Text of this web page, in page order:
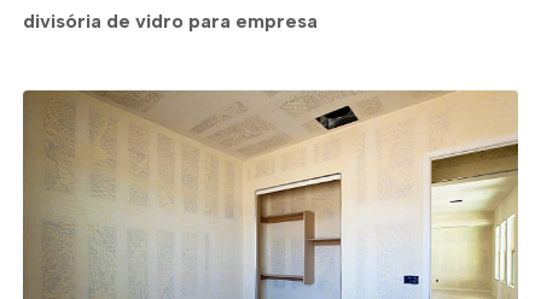
divisória de vidro para empresa